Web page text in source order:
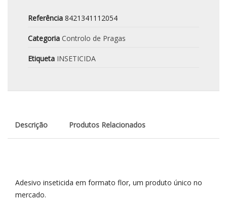
Referência 8421341112054
Categoria Controlo de Pragas
Etiqueta INSETICIDA
Descrição Produtos Relacionados
Adesivo inseticida em formato flor, um produto único no
mercado.